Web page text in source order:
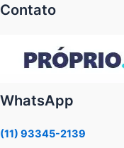
Contato
WhatsApp
(11) 93345-2139